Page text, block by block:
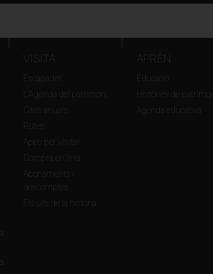
VISITA
Escapades
L'Agenda del patrimoni
Cites anuals
Rutes
Apps per visitar
Compra en línia
Abonaments i
descomptes
Els ulls de la història
APRÈN
Educació
Històries de patrimoni
Agenda educativa